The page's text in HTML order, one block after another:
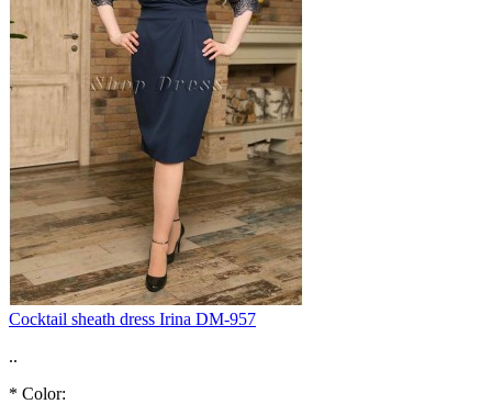
Cocktail sheath dress Irina DM-957
..
* Color: